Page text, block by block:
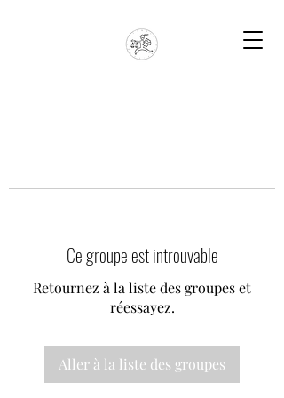
Ce groupe est introuvable
Retournez à la liste des groupes et
réessayez.
Aller à la liste des groupes